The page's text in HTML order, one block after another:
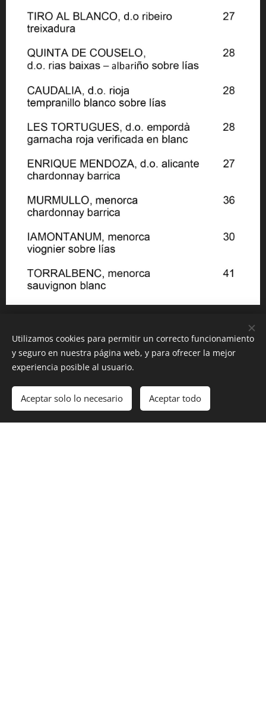
Utilizamos cookies para permitir un correcto funcionamiento
y seguro en nuestra página web, y para ofrecer la mejor
experiencia posible al usuario.
Aceptar solo lo necesario Aceptar todo